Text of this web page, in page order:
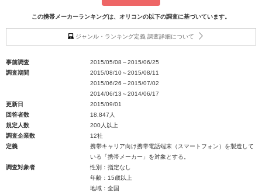
この携帯メーカーランキングは、オリコンの以下の調査に基づいています。
ジャンル・ランキング定義 調査詳細について
事前調査
2015/05/08～2015/06/25
調査期間
2015/08/10～2015/08/11
2015/06/26～2015/07/02
2014/06/13～2014/06/17
更新日
2015/09/01
回答者数
18,847人
規定人数
200人以上
調査企業数
12社
定義
携帯キャリア向け携帯電話端末（スマートフォン）を製造して
いる「携帯メーカー」を対象とする。
調査対象者
性別：指定なし
年齢：15歳以上
地域：全国